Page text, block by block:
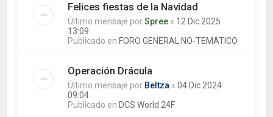
Felices fiestas de la Navidad
Último mensaje porSpree « 12 Dic 2025
13:09
Publicado en FORO GENERAL NO-TEMATICO
Operación Drácula
Último mensaje por Beltza «04 Dic 2024
09:04
Publicado en DCS World 24F